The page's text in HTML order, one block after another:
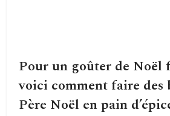
Pour un goûter de Noël
voici comment faire des
Père Noël en pain